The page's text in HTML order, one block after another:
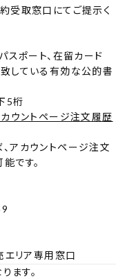
受取窓口にてご提示く
スポート、在留カード
している有効な公的書
5桁
ウントページ注文履歴
アカウントページ注文
です。
エリア専用窓口
ます。